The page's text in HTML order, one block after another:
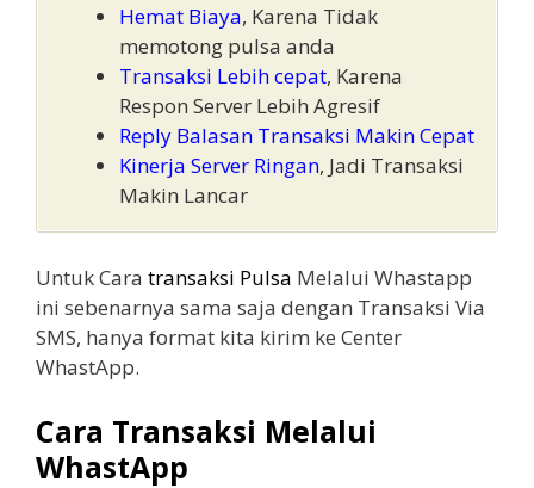
Hemat Biaya, Karena Tidak
memotong pulsa anda
Transaksi Lebih cepat, Karena
Respon Server Lebih Agresif
Reply Balasan Transaksi Makin Cepat
Kinerja Server Ringan, Jadi Transaksi
Makin Lancar
Untuk Cara transaksi Pulsa Melalui Whastapp
ini sebenarnya sama saja dengan Transaksi Via
SMS, hanya format kita kirim ke Center
WhastApp.
Cara Transaksi Melalui
WhastApp